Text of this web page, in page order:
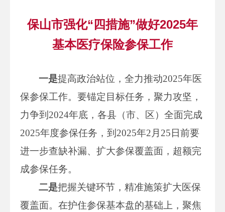
保山市强化“四措施”做好2025年
基本医疗保险参保工作
一是提高政治站位，全力推动2025年医
保参保工作。要锚定目标任务，聚力攻坚，
力争到2024年底，各县（市、区）全面完成
2025年度参保任务，到2025年2月25日前要
进一步查缺补漏、扩大参保覆盖面，超额完
成参保任务。
二是把握关键环节，精准施策扩大医保
覆盖面。在护住参保基本盘的基础上，聚焦